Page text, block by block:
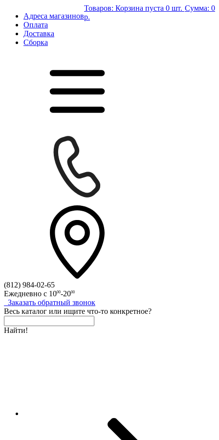
Адреса магазинов
Оплата
Доставка
Сборка
Товаров: Корзина пуста 0 шт. Сумма: 0
р.
(812) 984-02-65
Ежедневно с 1000-2000
Заказать обратный звонок
Весь каталог или ищите что-то конкретное?
Найти!